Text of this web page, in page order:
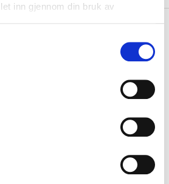
inn gjennom din bruk av